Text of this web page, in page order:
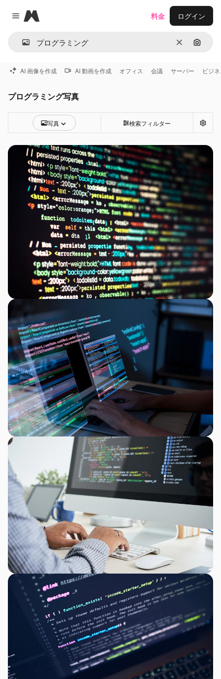
Close menu
Magnific
消去 画像で
料金 ログイン
AI 画像を作成 AI 動画を作成 オフィス 会議 サーバー ビジ
プログラミング写真
写真 検索フィルター